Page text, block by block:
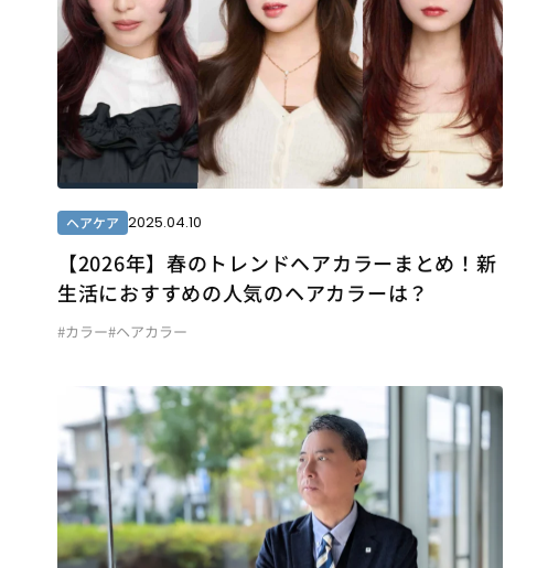
ヘアケア 2025.04.10
【2026年】春のトレンドヘアカラーまとめ！新
生活におすすめの人気のヘアカラーは？
#カラー#ヘアカラー